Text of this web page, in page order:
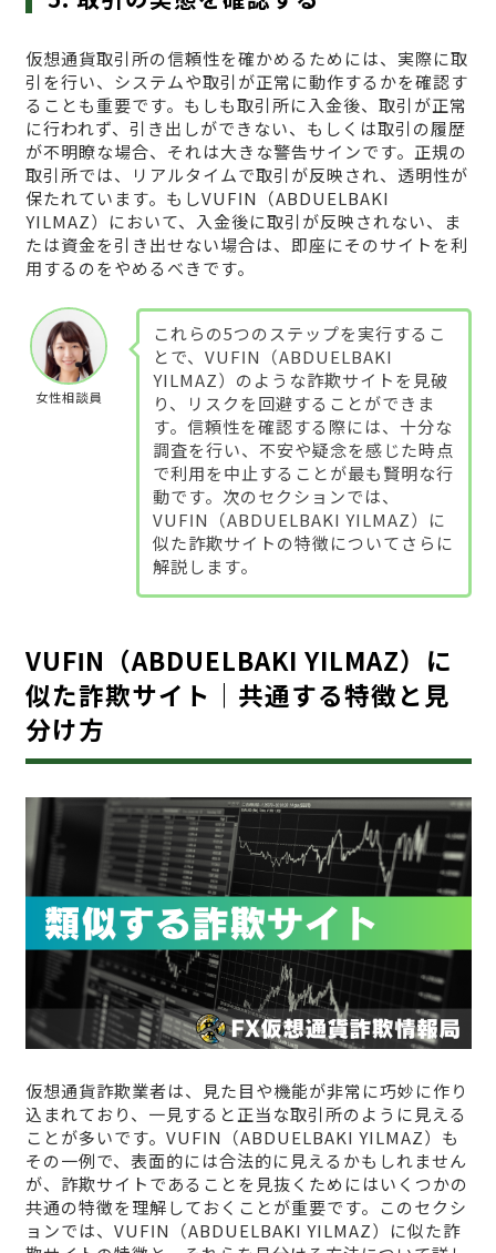
仮想通貨取引所の信頼性を確かめるためには、実際に取
引を行い、システムや取引が正常に動作するかを確認す
ることも重要です。もしも取引所に入金後、取引が正常
に行われず、引き出しができない、もしくは取引の履歴
が不明瞭な場合、それは大きな警告サインです。正規の
取引所では、リアルタイムで取引が反映され、透明性が
保たれています。もしVUFΙN（ABDUELBAKI
YILMAZ）において、入金後に取引が反映されない、ま
たは資金を引き出せない場合は、即座にそのサイトを利
用するのをやめるべきです。
女性相談員
これらの5つのステップを実行するこ
とで、VUFΙN（ABDUELBAKI
YILMAZ）のような詐欺サイトを見破
り、リスクを回避することができま
す。信頼性を確認する際には、十分な
調査を行い、不安や疑念を感じた時点
で利用を中止することが最も賢明な行
動です。次のセクションでは、
VUFΙN（ABDUELBAKI YILMAZ）に
似た詐欺サイトの特徴についてさらに
解説します。
VUFΙN（ABDUELBAKI YILMAZ）に
似た詐欺サイト｜共通する特徴と見
分け方
仮想通貨詐欺業者は、見た目や機能が非常に巧妙に作り
込まれており、一見すると正当な取引所のように見える
ことが多いです。VUFΙN（ABDUELBAKI YILMAZ）も
その一例で、表面的には合法的に見えるかもしれません
が、詐欺サイトであることを見抜くためにはいくつかの
共通の特徴を理解しておくことが重要です。このセクシ
ョンでは、VUFΙN（ABDUELBAKI YILMAZ）に似た詐